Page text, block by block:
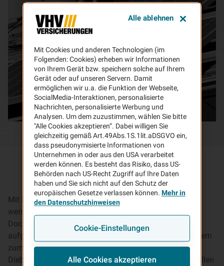
Mit Ihrer Photovoltaikanlage tragen Sie dazu bei, dass
weniger CO2 produziert und die Umwelt geschont wird.
Doch die Gefahr eines Schadens ist groß. Nicht nur
aufgrund der immer heftiger werdenden Unwetter, sondern
zum Beispiel auch durch Überspannung, Tierbisse oder
Diebstahl. Die Photovoltaikversicherung leistet finanziellen
Mit Cookies und anderen Technologien (im
Folgenden: Cookies) erheben wir Informationen
von Ihrem Gerät bzw. speichern solche auf Ihrem
Gerät oder auf unseren Servern. Damit
ermöglichen wir u.a. die Funktion der Webseite,
SocialMedia-Interaktionen, personalisierte
Nachrichten, personalisierte Werbung und
Analysen. Um dem zuzustimmen, wählen Sie bitte
"Alle Cookies akzeptieren“. Dabei willigen Sie
gleichzeitig gemäß Art.49Abs.1S.1lit.aDSGVO ein,
dass pseudonymisierte Informationen von
Unternehmen in oder aus den USA verarbeitet
werden können. Es besteht das Risiko, dass US-
Behörden nach US-Recht Zugriff auf Ihre Daten
haben und Sie sich nicht auf den Schutz der
europäischen Gesetze verlassen können. Mehr in
den Datenschutzhinweisen
Cookie-Einstellungen
Alle Cookies akzeptieren
Alle ablehnen